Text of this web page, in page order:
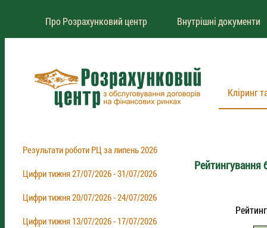
Про Розрахунковий центр Внутрішні документи
Кліринг
Результати роботи РЦ за липень 2026
Цифри тижня 27/07/2026 - 31/07/2026
Цифри тижня 20/07/2026 - 24/07/2026
Цифри тижня 13/07/2026 - 17/07/2026
Рейтингування